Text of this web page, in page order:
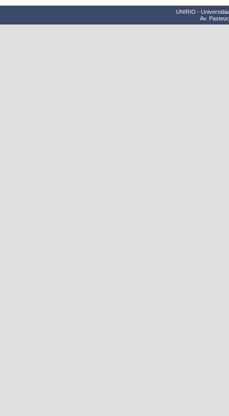
UNIRIO -
Av.